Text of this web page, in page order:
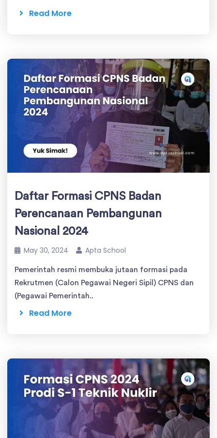
Read More
Daftar Formasi CPNS Badan
Perencanaan Pembangunan
Nasional 2024
May 30, 2024 Apta School
Pemerintah resmi membuka jutaan formasi pada
Rekrutmen (Calon Pegawai Negeri Sipil) CPNS dan
(Pegawai Pemerintah..
Read More